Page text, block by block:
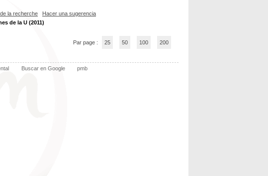
la recherche
Hacer una sugerencia
de la U (2011)
Par page : 25 50 100 200
Buscar en Google pmb